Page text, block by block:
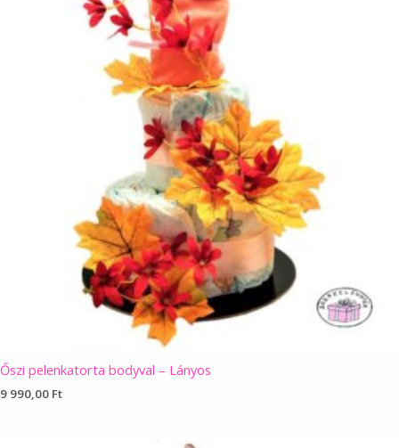
Őszi pelenkatorta bodyval – Lányos
9 990,00 Ft